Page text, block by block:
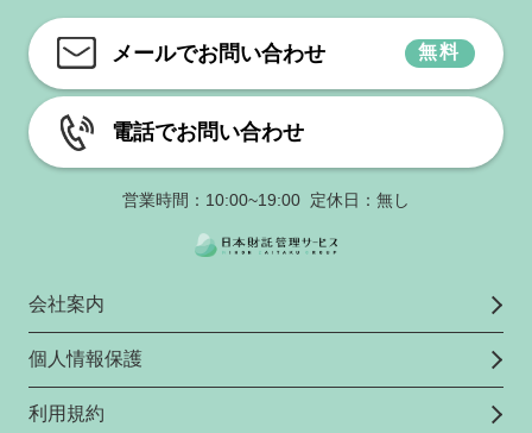
メールでお問い合わせ 無料
電話でお問い合わせ
営業時間：10:00~19:00 定休日：無し
会社案内
個人情報保護
利用規約